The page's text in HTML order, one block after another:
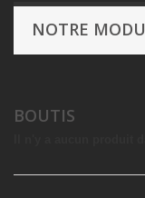
NOTRE
BOUTIS